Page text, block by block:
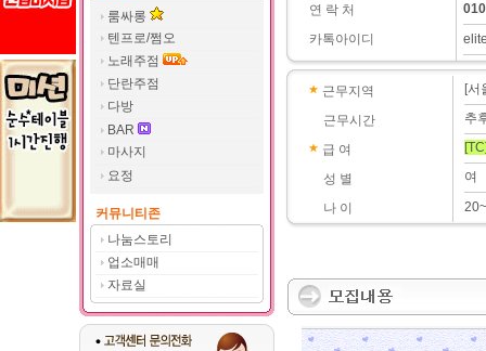
룸싸롱
텐프로/쩜오
노래주점
단란주점
다방
BAR
마사지
요정
커뮤니티존
나눔스토리
업소매매
자료실
연 락 처
카톡아이디
근무지역
근무시간
급 여
성 별
나 이
[서
추
여